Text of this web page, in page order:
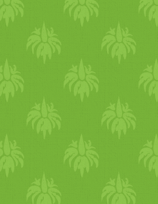
zöldség
ből egy keveset
alját tekerjük
is hajtsuk a
elkészült
és